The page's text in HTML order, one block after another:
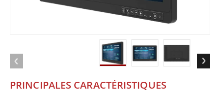
PRINCIPALES CARACTÉRISTIQUES